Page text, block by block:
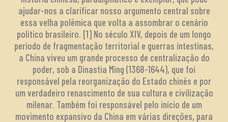
ajudar-nos a clarificar nosso argumento central sobre
essa velha polêmica que volta a assombrar o cenário
político brasileiro. [1] No século XIV, depois de um longo
período de fragmentação territorial e guerras intestinas,
a China viveu um grande processo de centralização do
poder, sob a Dinastia Ming (1368-1644), que foi
responsável pela reorganização do Estado chinês e por
um verdadeiro renascimento de sua cultura e civilização
milenar. Também foi responsável pelo início de um
movimento expansivo da China em várias direções, para